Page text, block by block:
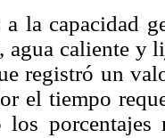
la capacidad
agua caliente y
registró un
el tiempo